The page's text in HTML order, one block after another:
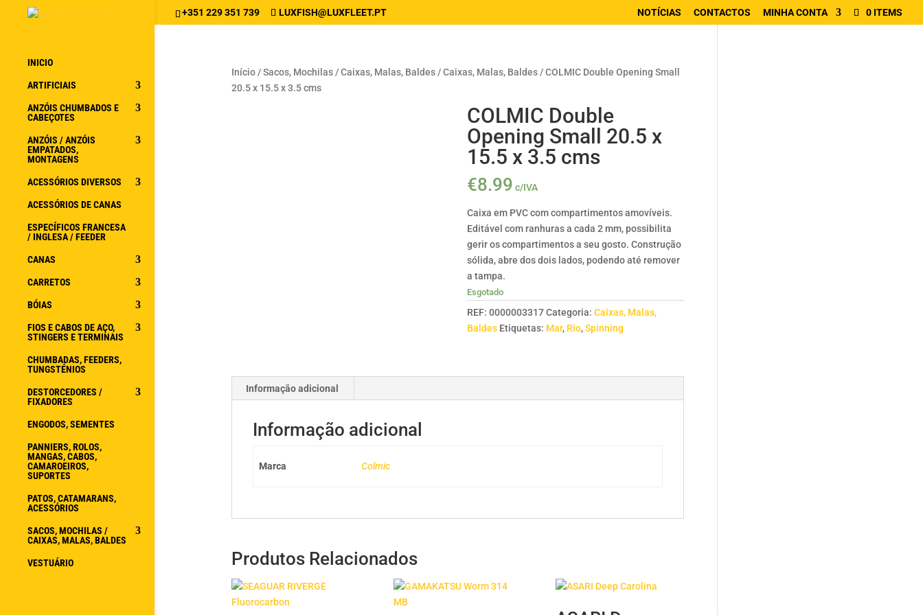
+351 229 351 739 LUXFISH@LUXFLEET.PT NOTÍCIAS CONTACTOS MINHA CONTA 0 ITEMS
INICIO
ARTIFICIAIS
ANZÓIS CHUMBADOS E
CABEÇOTES
ANZÓIS / ANZÓIS
EMPATADOS,
MONTAGENS
ACESSÓRIOS DIVERSOS
ACESSÓRIOS DE CANAS
ESPECÍFICOS FRANCESA
/ INGLESA / FEEDER
CANAS
CARRETOS
BÓIAS
FIOS E CABOS DE AÇO,
STINGERS E TERMINAIS
CHUMBADAS, FEEDERS,
TUNGSTÉNIOS
DESTORCEDORES /
FIXADORES
ENGODOS, SEMENTES
PANNIERS, ROLOS,
MANGAS, CABOS,
CAMAROEIROS,
SUPORTES
PATOS, CATAMARANS,
ACESSÓRIOS
SACOS, MOCHILAS /
CAIXAS, MALAS, BALDES
VESTUÁRIO
Início/Sacos, Mochilas / Caixas, Malas, Baldes/Caixas, Malas, Baldes/ COLMIC Double Opening Small
20.5 x 15.5 x 3.5 cms
COLMIC Double
Opening Small 20.5 x
15.5 x 3.5 cms
€8.99 c/IVA
Caixa em PVC com compartimentos amovíveis.
Editável com ranhuras a cada 2 mm, possibilita
gerir os compartimentos a seu gosto. Construção
sólida, abre dos dois lados, podendo até remover
a tampa.
Esgotado
REF: 0000003317 Categoria: Caixas, Malas,
Baldes Etiquetas: Mar, Rio,Spinning
Informação adicional
Informação adicional
Marca Colmic
Produtos Relacionados